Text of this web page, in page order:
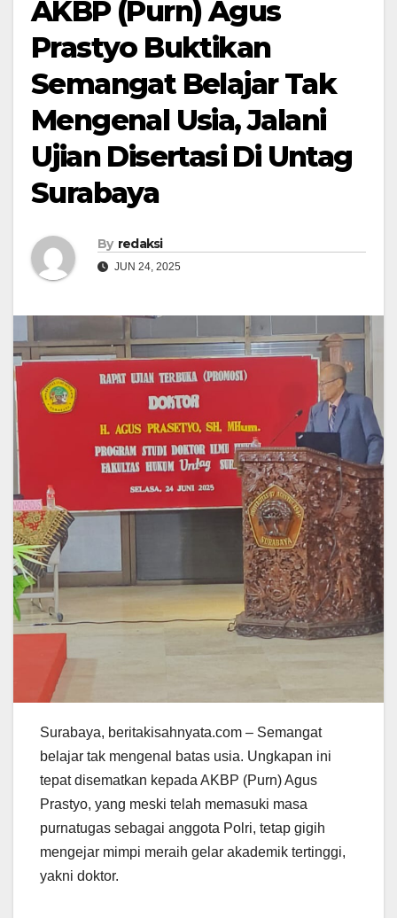
AKBP (Purn) Agus
Prastyo Buktikan
Semangat Belajar Tak
Mengenal Usia, Jalani
Ujian Disertasi Di Untag
Surabaya
By redaksi
JUN 24, 2025
Surabaya, beritakisahnyata.com – Semangat
belajar tak mengenal batas usia. Ungkapan ini
tepat disematkan kepada AKBP (Purn) Agus
Prastyo, yang meski telah memasuki masa
purnatugas sebagai anggota Polri, tetap gigih
mengejar mimpi meraih gelar akademik tertinggi,
yakni doktor.